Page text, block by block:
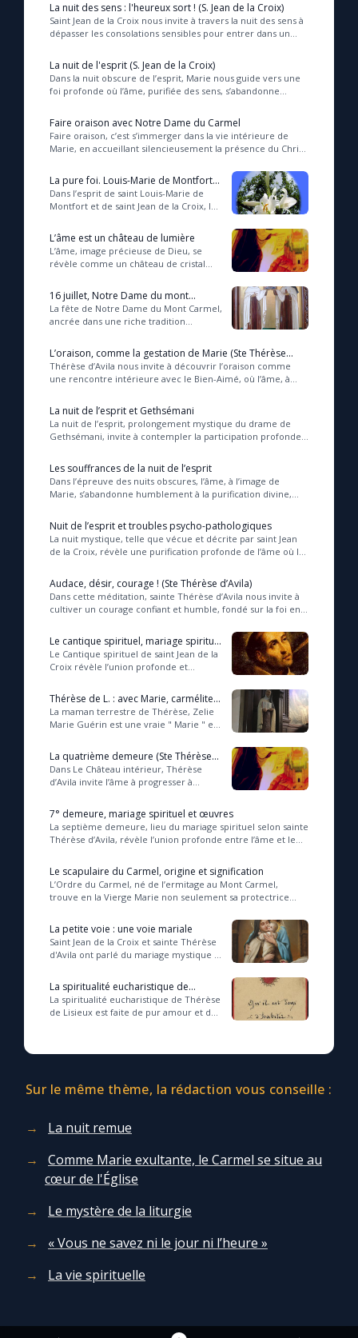
La nuit des sens : l'heureux sort ! (S. Jean de la Croix)
Saint Jean de la Croix nous invite à travers la nuit des sens à
dépasser les consolations sensibles pour entrer dans un
La nuit de l'esprit (S. Jean de la Croix)
Dans la nuit obscure de l’esprit, Marie nous guide vers une
foi profonde où l’âme, purifiée des sens, s’abandonne
Faire oraison avec Notre Dame du Carmel
Faire oraison, c’est s’immerger dans la vie intérieure de
Marie, en accueillant silencieusement la présence du Christ,
La pure foi. Louis-Marie de Montfort
et Jean de la Croix
Dans l’esprit de saint Louis-Marie de
Montfort et de saint Jean de la Croix, la
dans une foi simple et volontaire...
L’âme est un château de lumière
L’âme, image précieuse de Dieu, se
révèle comme un château de cristal
Roi souverain, désire habiter et se
délecter...
16 juillet, Notre Dame du mont
Carmel
La fête de Notre Dame du Mont Carmel,
ancrée dans une riche tradition
protection maternelle de Marie à
travers le sc...
L’oraison, comme la gestation de Marie (Ste Thérèse
d’Avila)
Thérèse d’Avila nous invite à découvrir l’oraison comme
une rencontre intérieure avec le Bien-Aimé, où l’âme, à
La nuit de l’esprit et Gethsémani
La nuit de l’esprit, prolongement mystique du drame de
Gethsémani, invite à contempler la participation profonde
Les souffrances de la nuit de l’esprit
Dans l’épreuve des nuits obscures, l’âme, à l’image de
Marie, s’abandonne humblement à la purification divine,
Nuit de l’esprit et troubles psycho-pathologiques
La nuit mystique, telle que vécue et décrite par saint Jean
de la Croix, révèle une purification profonde de l’âme où les
Audace, désir, courage ! (Ste Thérèse d’Avila)
Dans cette méditation, sainte Thérèse d’Avila nous invite à
cultiver un courage confiant et humble, fondé sur la foi en
Le cantique spirituel, mariage spirituel
de l’âme et Dieu
Le Cantique spirituel de saint Jean de la
Croix révèle l’union profonde et
l’amour devient l’unique occupation d...
Thérèse de L. : avec Marie, carmélite,
épouse et mère.
La maman terrestre de Thérèse, Zelie
Marie Guérin est une vraie " Marie " en
dernière est " Marie Françoise
Thérèse "...
La quatrième demeure (Ste Thérèse
d’Avila)
Dans Le Château intérieur, Thérèse
d’Avila invite l’âme à progresser à
où la prière et la méditation ouvrent
pe...
7° demeure, mariage spirituel et œuvres
La septième demeure, lieu du mariage spirituel selon sainte
Thérèse d’Avila, révèle l’union profonde entre l’âme et le
Le scapulaire du Carmel, origine et signification
L’Ordre du Carmel, né de l’ermitage au Mont Carmel,
trouve en la Vierge Marie non seulement sa protectrice
La petite voie : une voie mariale
Saint Jean de la Croix et sainte Thérèse
d'Avila ont parlé du mariage mystique :
demeure du château inté...
La spiritualité eucharistique de
Thérèse de Lisieux
La spiritualité eucharistique de Thérèse
de Lisieux est faite de pur amour et de
Sur le même thème, la rédaction vous conseille :
La nuit remue
Comme Marie exultante, le Carmel se situe au
cœur de l'Église
Le mystère de la liturgie
« Vous ne savez ni le jour ni l’heure »
La vie spirituelle